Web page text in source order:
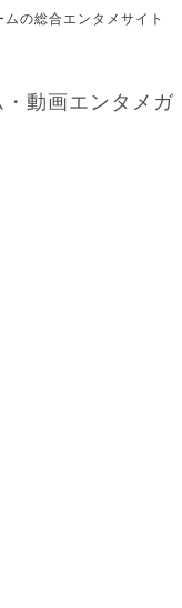
の総合エンタメサイト
動画エンタメガ